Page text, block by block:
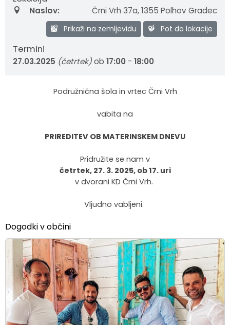
Naslov: Črni Vrh 37a,1355 Polhov Gradec
Prikaži na zemljevidu Pot do lokacije
Termini
27.03.2025 (četrtek)ob 17:00 - 18:00
Podružnična šola in vrtec Črni Vrh
vabita na
PRIREDITEV OB MATERINSKEM DNEVU
Pridružite se nam v
četrtek, 27. 3. 2025, ob 17. uri
v dvorani KD Črni Vrh.
Vljudno vabljeni.
Dogodki v občini